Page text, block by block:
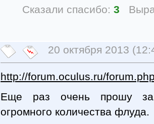
Сказали спасибо: 3
20 октября 2013
http://forum.oculus.ru/
Еще раз очень прошу
огромного количества флуда.